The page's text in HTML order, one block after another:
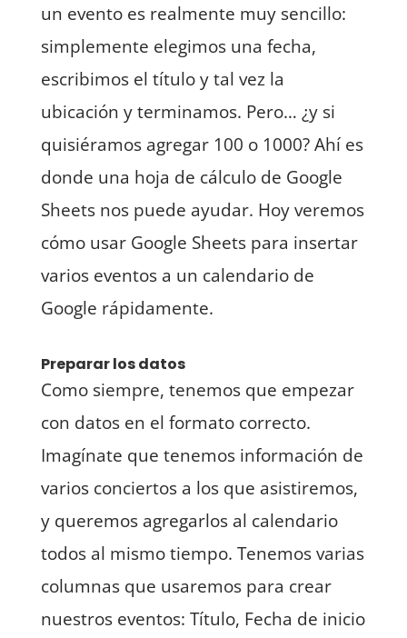
un evento es realmente muy sencillo:
simplemente elegimos una fecha,
escribimos el título y tal vez la
ubicación y terminamos. Pero… ¿y si
quisiéramos agregar 100 o 1000? Ahí es
donde una hoja de cálculo de Google
Sheets nos puede ayudar. Hoy veremos
cómo usar Google Sheets para insertar
varios eventos a un calendario de
Google rápidamente.
Preparar los datos
Como siempre, tenemos que empezar
con datos en el formato correcto.
Imagínate que tenemos información de
varios conciertos a los que asistiremos,
y queremos agregarlos al calendario
todos al mismo tiempo. Tenemos varias
columnas que usaremos para crear
nuestros eventos: Título, Fecha de inicio